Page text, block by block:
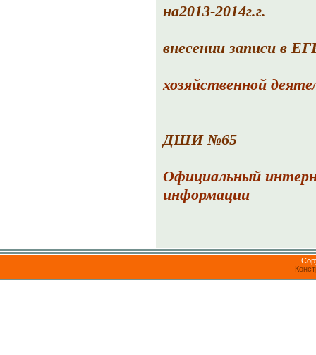
на2013-2014г.г.
внесении записи в
хозяйственной
ДШИ №65
Официальный интер
информации